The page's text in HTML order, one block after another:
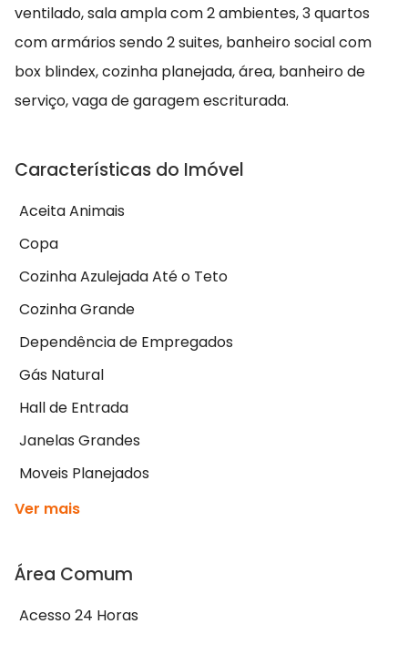
ventilado, sala ampla com 2 ambientes, 3 quartos
com armários sendo 2 suites, banheiro social com
box blindex, cozinha planejada, área, banheiro de
serviço, vaga de garagem escriturada.
Características do Imóvel
Aceita Animais
Copa
Cozinha Azulejada Até o Teto
Cozinha Grande
Dependência de Empregados
Gás Natural
Hall de Entrada
Janelas Grandes
Moveis Planejados
Ver mais
Área Comum
Acesso 24 Horas